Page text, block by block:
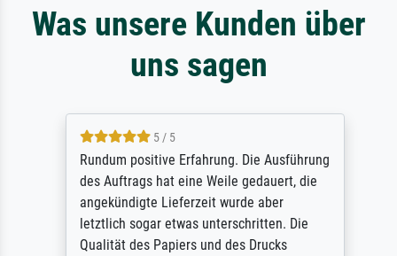
Was unsere Kunden über
uns sagen
5 / 5
Rundum positive Erfahrung. Die Ausführung
des Auftrags hat eine Weile gedauert, die
angekündigte Lieferzeit wurde aber
letztlich sogar etwas unterschritten. Die
Qualität des Papiers und des Drucks